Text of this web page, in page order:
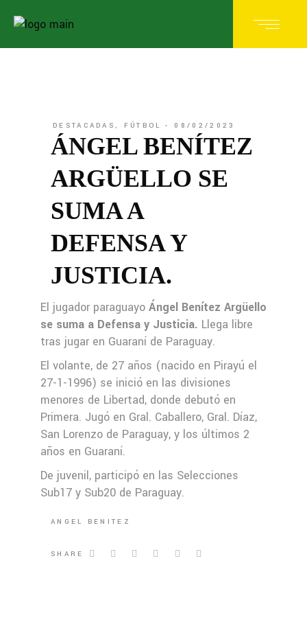
DESTACADAS, FÚTBOL 08/02/2023
ÁNGEL BENÍTEZ
ARGÜELLO SE
SUMA A
DEFENSA Y
JUSTICIA.
El jugador paraguayo Ángel Benítez Argüello
se suma a Defensa y Justicia. Llega libre
tras jugar en Guaraní de Paraguay.
El volante, de 27 años (nacido en Pirayú el
27-1-1996) se inició en las divisiones
menores de Libertad, donde debutó en
Primera. Jugó en Gral. Caballero, Gral. Díaz,
San Lorenzo de Paraguay, y los últimos 2
años en Guaraní.
De juvenil, participó en las Selecciones
Sub17 y Sub20 de Paraguay.
ANGEL BENITEZ
SHARE